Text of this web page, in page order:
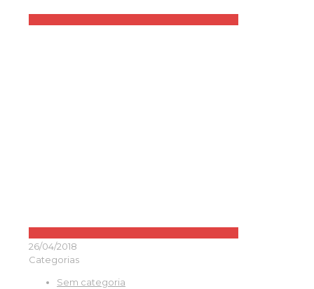
26/04/2018
Categorias
Sem categoria